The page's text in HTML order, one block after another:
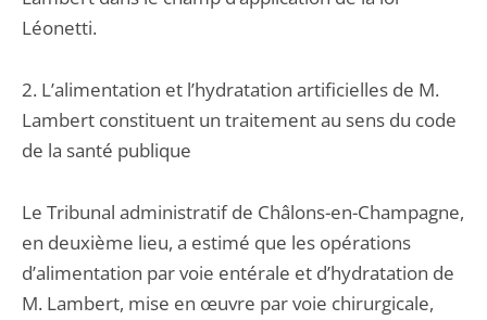
Léonetti.
2. L’alimentation et l’hydratation artificielles de M.
Lambert constituent un traitement au sens du code
de la santé publique
Le Tribunal administratif de Châlons-en-Champagne,
en deuxième lieu, a estimé que les opérations
d’alimentation par voie entérale et d’hydratation de
M. Lambert, mise en œuvre par voie chirurgicale,